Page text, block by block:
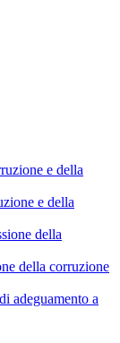
e della
e della
della
della corruzione
adeguamento a